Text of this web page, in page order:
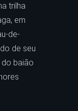
trilha
em
de-
de seu
baião